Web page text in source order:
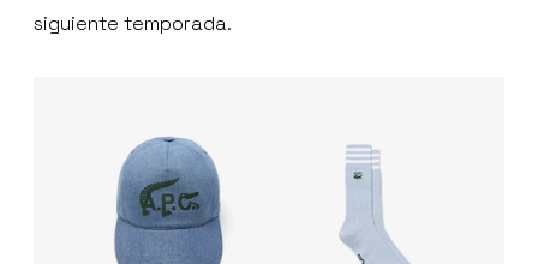
siguiente temporada.